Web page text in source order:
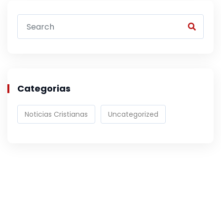
Categorias
Noticias Cristianas Uncategorized